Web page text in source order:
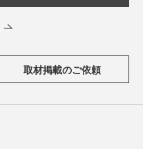
取材掲載のご依頼